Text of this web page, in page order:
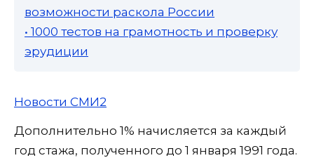
возможности раскола России
• 1000 тестов на грамотность и проверку
эрудиции
Новости СМИ2
Дополнительно 1% начисляется за каждый
год стажа, полученного до 1 января 1991 года.